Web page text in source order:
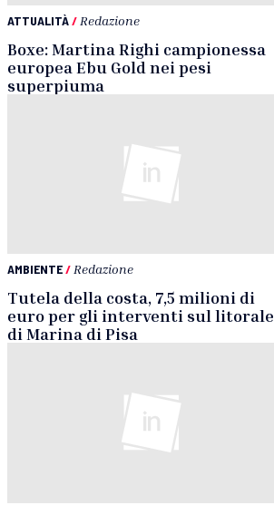
ATTUALITÀ/ Redazione
Boxe: Martina Righi campionessa
europea Ebu Gold nei pesi
superpiuma
AMBIENTE/ Redazione
Tutela della costa, 7,5 milioni di
euro per gli interventi sul litorale
di Marina di Pisa